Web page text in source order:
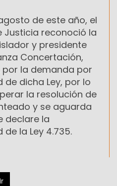
de este año, el
Justicia reconoció la
y presidente
Concertación,
por la demanda por
dicha Ley, por lo
la resolución de
y se aguarda
declare la
la Ley 4.735.